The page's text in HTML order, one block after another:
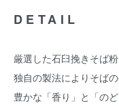
DETAIL
厳選した石臼挽きそば粉
独自の製法によりそば
豊かな「香り」と「の